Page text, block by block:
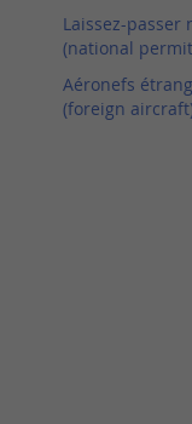
Laissez-passer
(national
Aéronefs
(foreign